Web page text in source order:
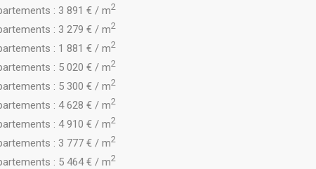
: 3 891 € / m2
: 3 279 € / m2
: 1 881 € / m2
: 5 020 € / m2
: 5 300 € / m2
: 4 628 € / m2
: 4 910 € / m2
: 3 777 € / m2
: 5 464 € / m2